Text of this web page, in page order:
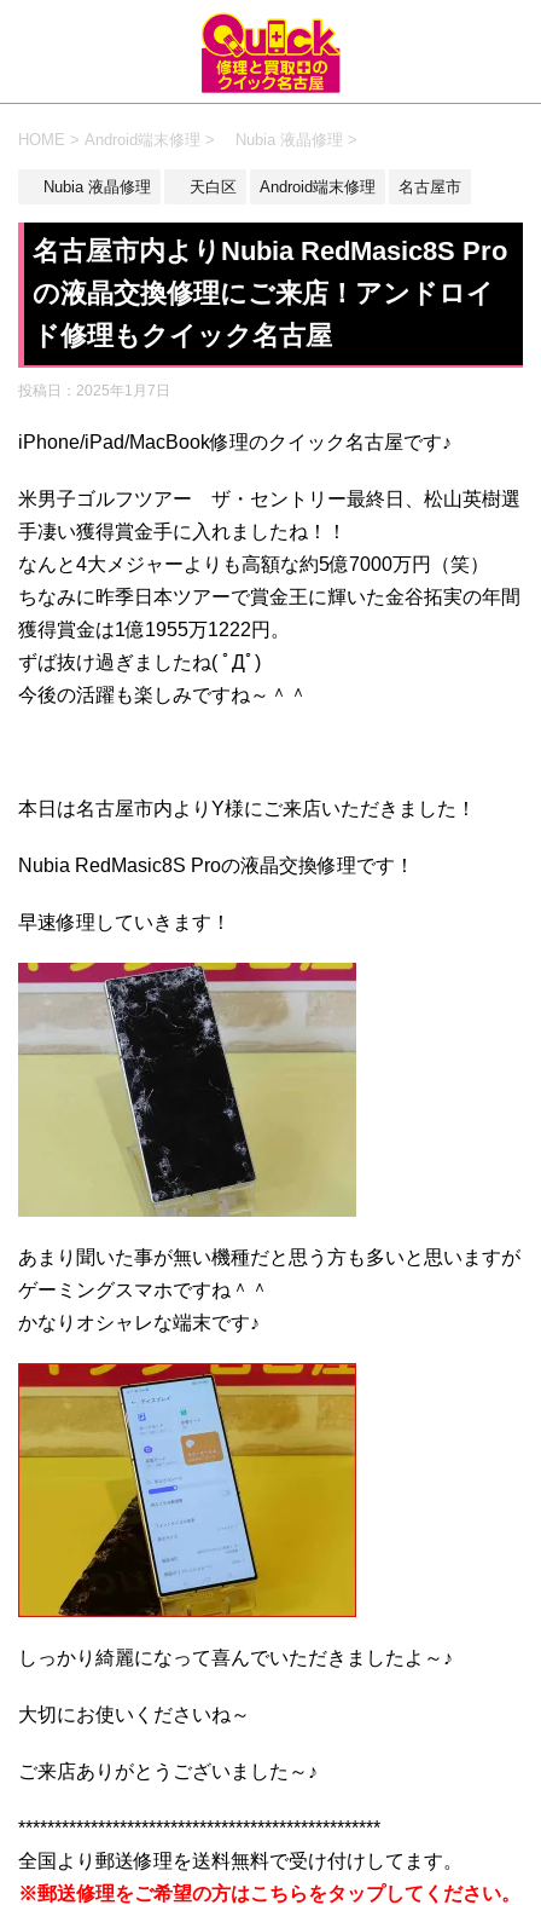
HOME > Android端末修理 > Nubia 液晶修理 >
Nubia 液晶修理 天白区 Android端末修理 名古屋市
名古屋市内よりNubia RedMasic8S Pro
の液晶交換修理にご来店！アンドロイ
ド修理もクイック名古屋
投稿日： 2025年1月7日
iPhone/iPad/MacBook修理のクイック名古屋です♪
米男子ゴルフツアー ザ・セントリー最終日、松山英樹選
手凄い獲得賞金手に入れましたね！！
なんと4大メジャーよりも高額な約5億7000万円（笑）
ちなみに昨季日本ツアーで賞金王に輝いた金谷拓実の年間
獲得賞金は1億1955万1222円。
ずば抜け過ぎましたね( ﾟДﾟ)
今後の活躍も楽しみですね～＾＾
本日は名古屋市内よりY様にご来店いただきました！
Nubia RedMasic8S Proの液晶交換修理です！
早速修理していきます！
あまり聞いた事が無い機種だと思う方も多いと思いますが
ゲーミングスマホですね＾＾
かなりオシャレな端末です♪
しっかり綺麗になって喜んでいただきましたよ～♪
大切にお使いくださいね～
ご来店ありがとうございました～♪
**************************************************
全国より郵送修理を送料無料で受け付けしてます。
※郵送修理をご希望の方はこちらをタップしてください。